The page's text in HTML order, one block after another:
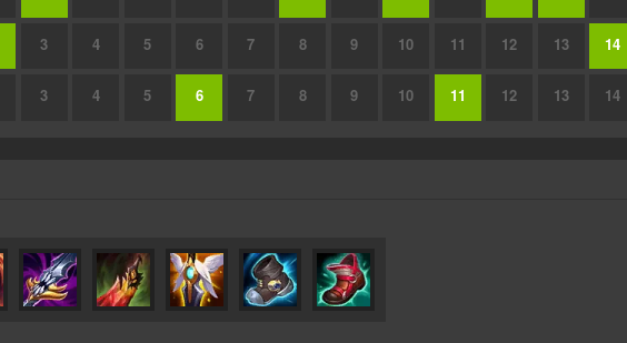
3 4 5 6 7 8 9 10 11 12 13 14
3 4 5 6 7 8 9 10 11 12 13 14